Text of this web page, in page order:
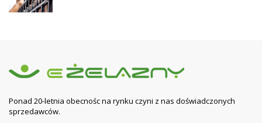
Ponad 20-letnia obecnośc na rynku czyni z nas doświadczonych
sprzedawców.